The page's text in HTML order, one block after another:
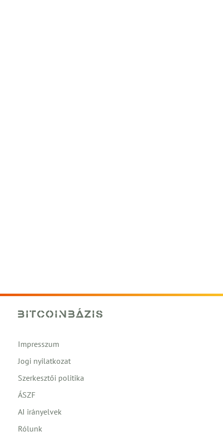
Impresszum
Jogi nyilatkozat
Szerkesztői politika
ÁSZF
AI irányelvek
Rólunk